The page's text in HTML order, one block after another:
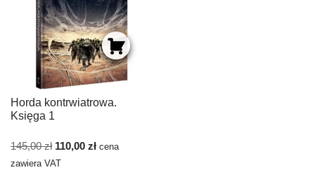
Horda kontrwiatrowa.
Księga 1
145,00zł 110,00 zł cena
zawiera VAT